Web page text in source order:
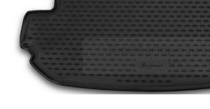
Doppelt antippen zum
vergrößern